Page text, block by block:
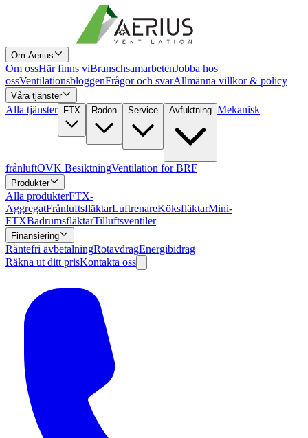
Om Aerius
Om ossHär finns viBranschsamarbetenJobba hos
ossVentilationsbloggenFrågor och svarAllmänna villkor & policy
Våra tjänster
Alla tjänster FTX Radon Service Avfuktning Mekanisk
frånluftOVK BesiktningVentilation för BRF
Produkter
Alla produkterFTX-
AggregatFrånluftsfläktarLuftrenareKöksfläktarMini-
FTXBadrumsfläktarTilluftsventiler
Finansiering
Räntefri avbetalningRotavdragEnergibidrag
Räkna ut ditt prisKontakta oss